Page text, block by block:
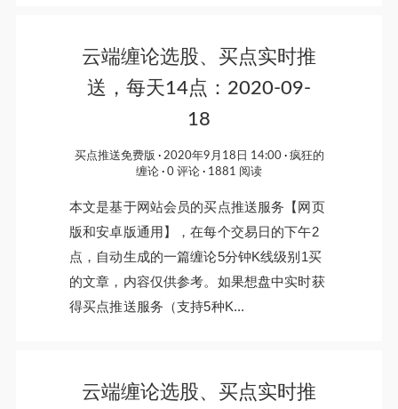
云端缠论选股、买点实时推
送，每天14点：2020-09-
18
买点推送免费版 2020年9月18日 14:00
疯狂的
缠论
0 评论 1881 阅读
本文是基于网站会员的买点推送服务【网页
版和安卓版通用】，在每个交易日的下午2
点，自动生成的一篇缠论5分钟K线级别1买
的文章，内容仅供参考。如果想盘中实时获
得买点推送服务（支持5种K...
云端缠论选股、买点实时推